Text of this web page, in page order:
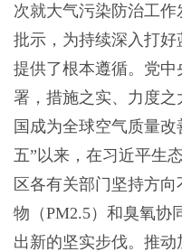
次就大气污染防治工
批示，为持续深入打好
提供了根本遵循。党
署，措施之实、力度
国成为全球空气质量
五”以来，在习近平生
区各有关部门坚持方
物（PM2.5）和臭氧协
出新的坚实步伐。推